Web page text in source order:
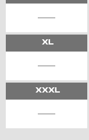
XL
XXXL